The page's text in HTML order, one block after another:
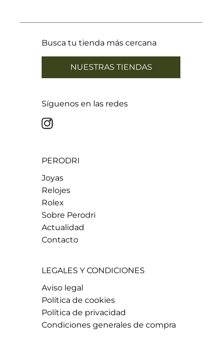
Busca tu tienda más cercana
NUESTRAS TIENDAS
Síguenos en las redes
PERODRI
Joyas
Relojes
Rolex
Sobre Perodri
Actualidad
Contacto
LEGALES Y CONDICIONES
Aviso legal
Política de cookies
Política de privacidad
Condiciones generales de compra